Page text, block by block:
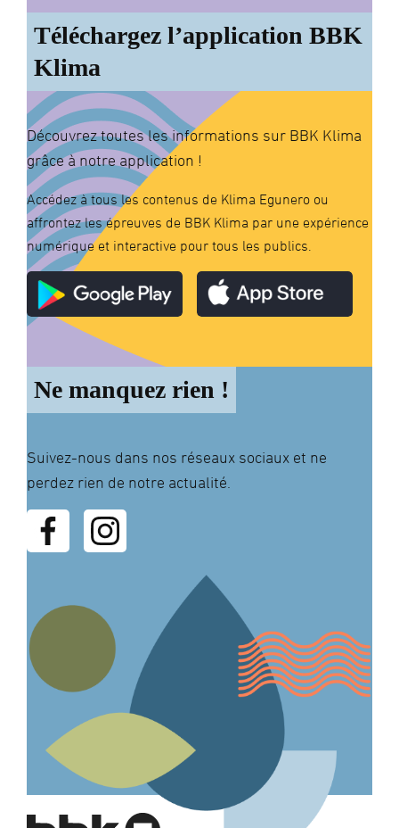
Téléchargez l’application BBK
Klima
Découvrez toutes les informations sur BBK Klima
grâce à notre application !
Accédez à tous les contenus de Klima Egunero ou
affrontez les épreuves de BBK Klima par une expérience
numérique et interactive pour tous les publics.
Ne manquez rien !
Suivez-nous dans nos réseaux sociaux et ne
perdez rien de notre actualité.